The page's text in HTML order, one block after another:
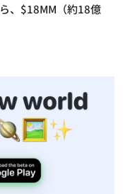
、$18MM（約18億